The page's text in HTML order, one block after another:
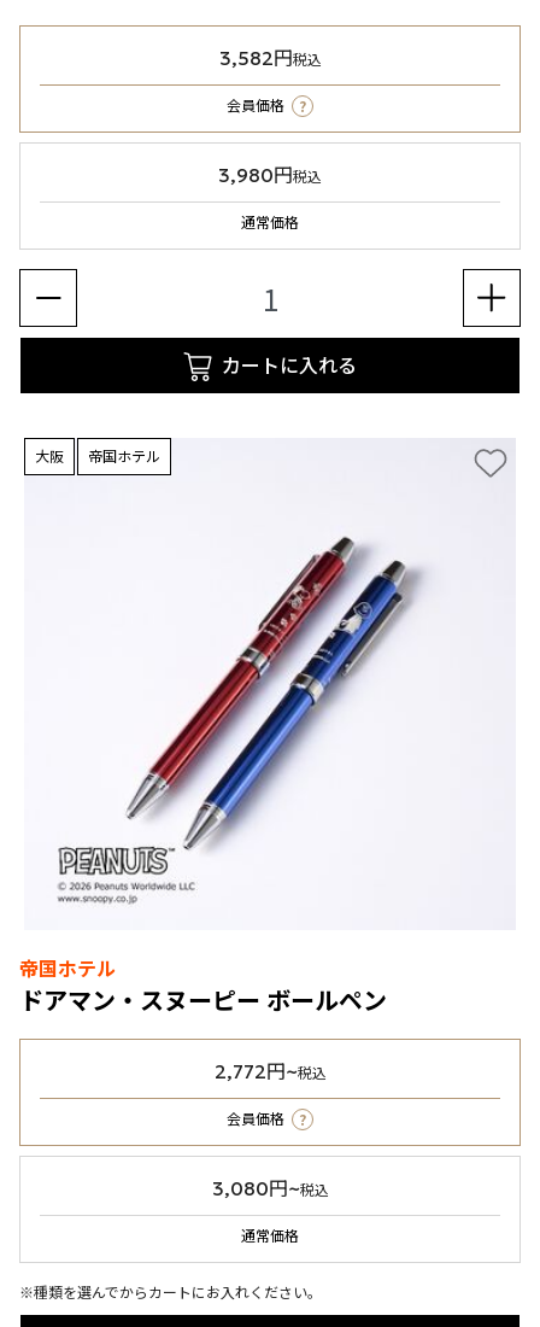
3,582円税込
会員価格 ?
3,980円税込
通常価格
カートに入れる
大阪 帝国ホテル
帝国ホテル
ドアマン・スヌーピー ボールペン
2,772円~税込
会員価格 ?
3,080円~税込
通常価格
※種類を選んでからカートにお入れください。